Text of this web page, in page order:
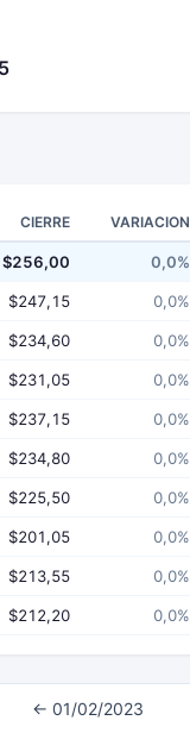
CIERRE VARIACION
$256,00 0,0%
$247,15 0,0%
$234,60 0,0%
$231,05 0,0%
$237,15 0,0%
$234,80 0,0%
$225,50 0,0%
$201,05 0,0%
$213,55 0,0%
$212,20 0,0%
← 01/02/2023